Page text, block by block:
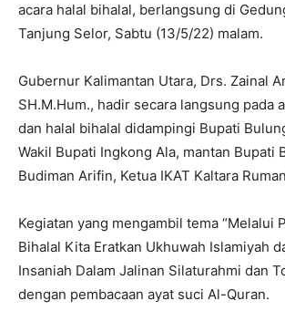
acara halal bihalal, berlangsung di
Tanjung Selor, Sabtu (13/5/22) malam.
Gubernur Kalimantan Utara, Drs. Zainal
SH.M.Hum., hadir secara langsung pada
dan halal bihalal didampingi Bupati
Wakil Bupati Ingkong Ala, mantan Bupati
Budiman Arifin, Ketua IKAT Kaltara
Kegiatan yang mengambil tema “Melalui
Bihalal Kita Eratkan Ukhuwah Islamiyah
Insaniah Dalam Jalinan Silaturahmi dan
dengan pembacaan ayat suci Al-Quran.